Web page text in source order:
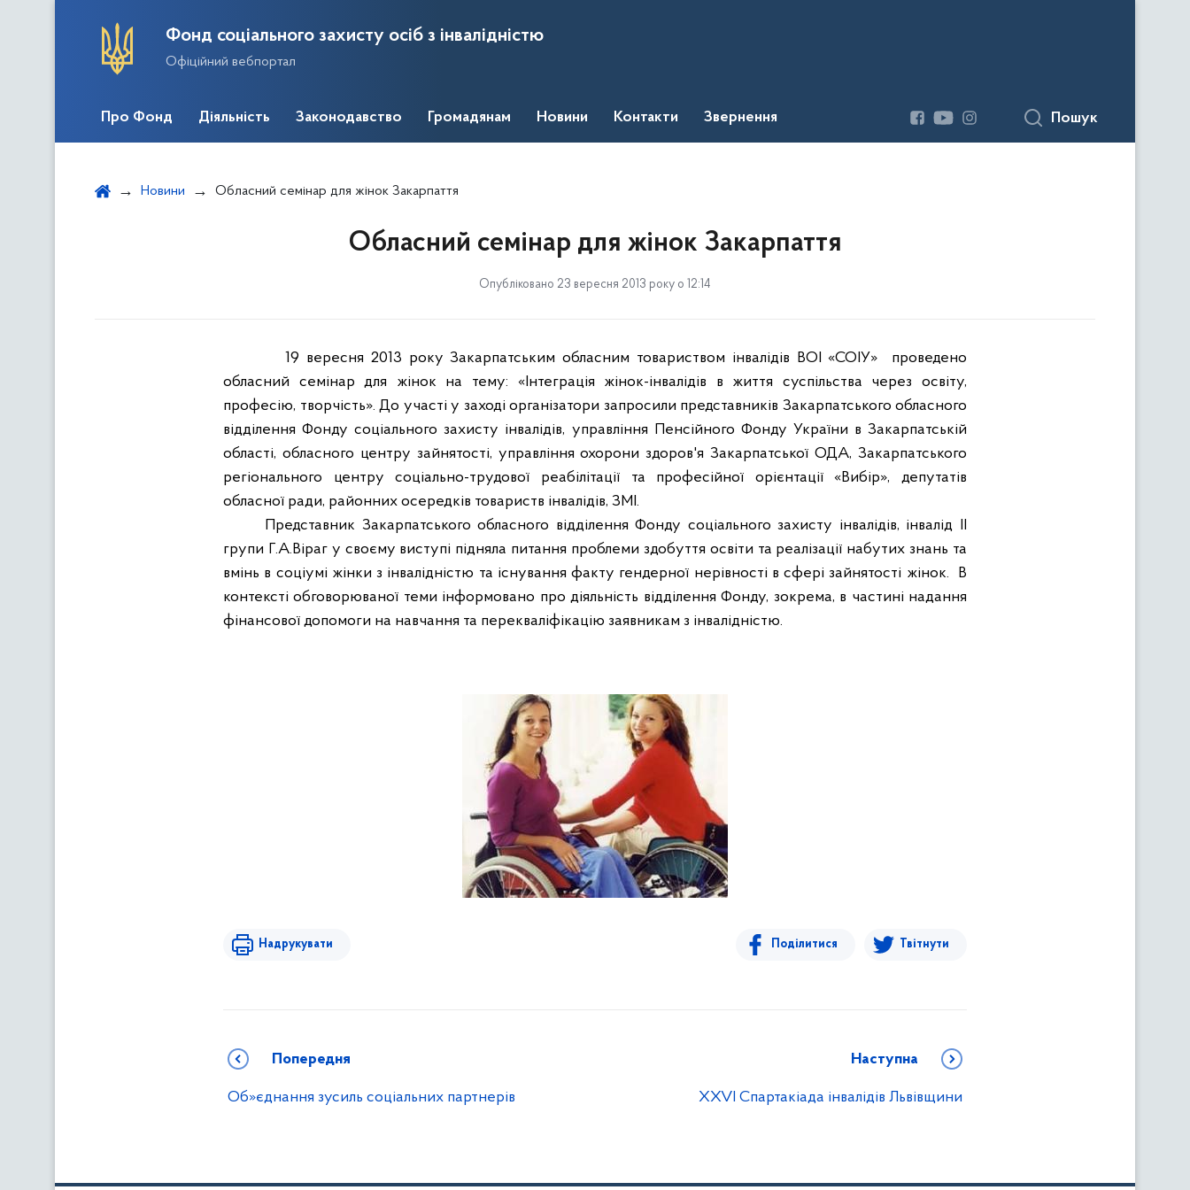
Фонд соціального захисту осіб з інвалідністю
Офіційний вебпортал
Про Фонд Діяльність Законодавство Громадянам Новини Контакти Звернення Пошук
Новини Обласний семінар для жінок Закарпаття
Обласний семінар для жінок Закарпаття
Опубліковано 23 вересня 2013 року о 12:14
19 вересня 2013 року Закарпатським обласним товариством інвалідів ВОІ «СОІУ»
проведено
обласний семінар для жінок на тему: «Інтеграція жінок-інвалідів в життя суспільства через освіту,
професію, творчість». До участі у заході організатори запросили представників Закарпатського обласного
відділення Фонду соціального захисту інвалідів, управління Пенсійного Фонду України в Закарпатській
області, обласного центру зайнятості, управління охорони здоров'я Закарпатської ОДА, Закарпатського
регіонального центру соціально-трудової реабілітації та професійної орієнтації «Вибір», депутатів
обласної ради, районних осередків товариств інвалідів, ЗМІ.
Представник Закарпатського обласного відділення Фонду соціального захисту інвалідів, інвалід ІІ
групи Г.А.Віраг у своєму виступі підняла питання проблеми здобуття освіти та реалізації набутих знань та
вмінь в соціумі жінки з інвалідністю та існування факту гендерної нерівності в сфері зайнятості жінок.
В
контексті обговорюваної теми інформовано про діяльність відділення Фонду, зокрема, в частині надання
фінансової допомоги на навчання та перекваліфікацію заявникам з інвалідністю.
Надрукувати Поділитися Твітнути
Попередня
Об»єднання зусиль соціальних партнерів
Наступна
XXVI Спартакіада інвалідів Львівщини